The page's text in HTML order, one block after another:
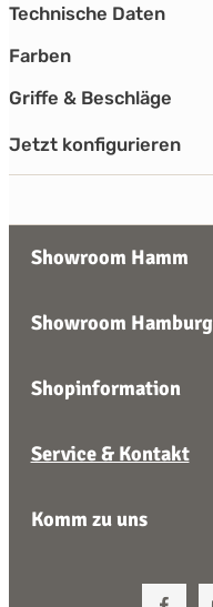
Technische Daten
Farben
Griffe & Beschläge
Jetzt konfigurieren
Showroom Hamm
Showroom Hamburg
Shopinformation
Service & Kontakt
Komm zu uns